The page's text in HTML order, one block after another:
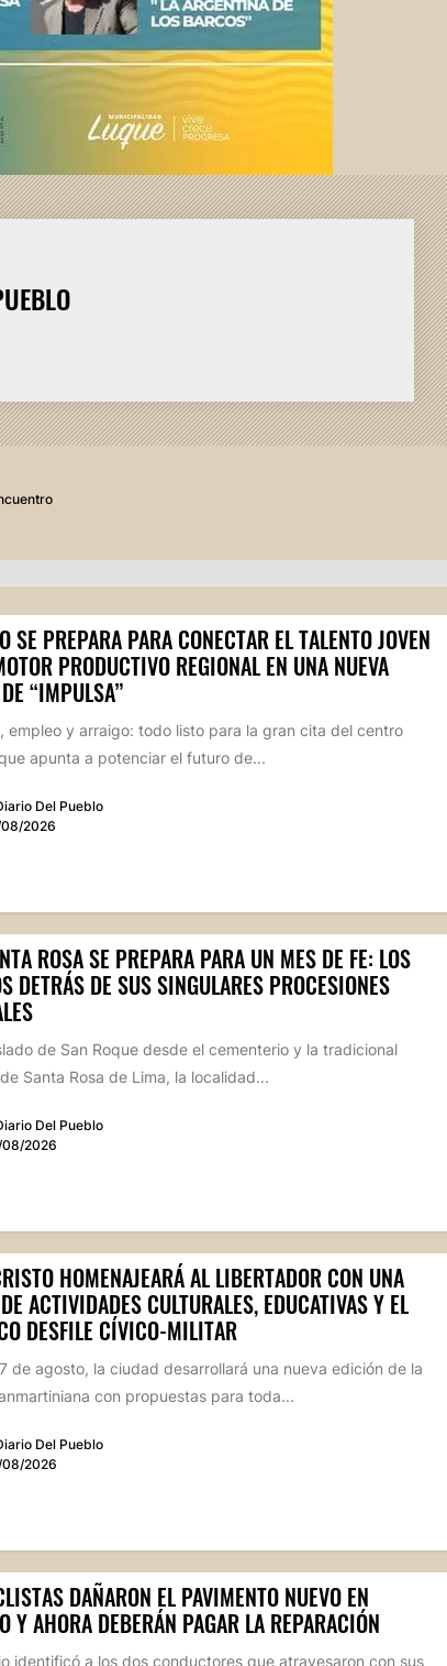
SE PREPARA PARA CONECTAR EL TALENTO JOVEN
PRODUCTIVO REGIONAL EN UNA NUEVA
“IMPULSA”
empleo y arraigo: todo listo para la gran cita del centro
apunta a potenciar el futuro de...
Del Pueblo
2026
ROSA SE PREPARA PARA UN MES DE FE: LOS
DETRÁS DE SUS SINGULARES PROCESIONES
de San Roque desde el cementerio y la tradicional
Santa Rosa de Lima, la localidad...
Del Pueblo
2026
HOMENAJEARÁ AL LIBERTADOR CON UNA
ACTIVIDADES CULTURALES, EDUCATIVAS Y EL
DESFILE CÍVICO-MILITAR
de agosto, la ciudad desarrollará una nueva edición de la
con propuestas para toda...
Del Pueblo
2026
DAÑARON EL PAVIMENTO NUEVO EN
Y AHORA DEBERÁN PAGAR LA REPARACIÓN
identificó a los dos conductores que atravesaron con sus